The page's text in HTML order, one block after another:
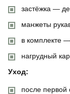
застёжка —
манжеты
в комплекте
нагрудный
Уход:
после первой